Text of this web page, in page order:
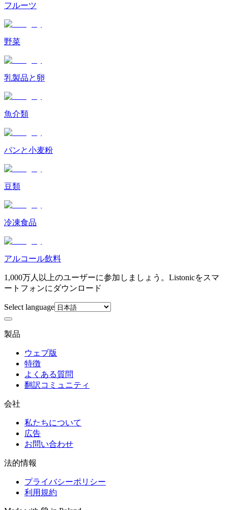
フルーツ
野菜
乳製品と卵
魚介類
パンと小麦粉
豆類
冷凍食品
アルコール飲料
1,000万人以上のユーザーに参加しましょう。Listonicをスマ
ートフォンにダウンロード
Select language
製品
ウェブ版
特徴
よくある質問
翻訳コミュニティ
会社
私たちについて
広告
お問い合わせ
法的情報
プライバシーポリシー
利用規約